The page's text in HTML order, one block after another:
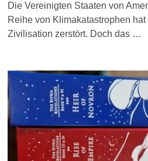
Die Vereinigten Staaten von
Reihe von Klimakatastrophen
Zivilisation zerstört. Doch das …